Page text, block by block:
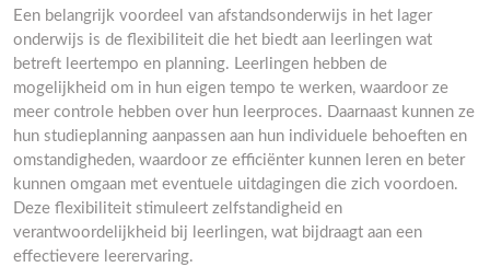
Een belangrijk voordeel van afstandsonderwijs in het lager
onderwijs is de flexibiliteit die het biedt aan leerlingen wat
betreft leertempo en planning. Leerlingen hebben de
mogelijkheid om in hun eigen tempo te werken, waardoor ze
meer controle hebben over hun leerproces. Daarnaast kunnen ze
hun studieplanning aanpassen aan hun individuele behoeften en
omstandigheden, waardoor ze efficiënter kunnen leren en beter
kunnen omgaan met eventuele uitdagingen die zich voordoen.
Deze flexibiliteit stimuleert zelfstandigheid en
verantwoordelijkheid bij leerlingen, wat bijdraagt aan een
effectievere leerervaring.